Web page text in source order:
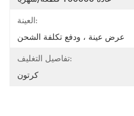
العينة:
عرض عينة ، ودفع تكلفة الشحن
تفاصيل التغليف:
كرتون